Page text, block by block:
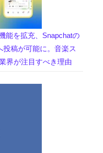
能を拡充、Snapchatの
投稿が可能に。音楽ス
界が注目すべき理由